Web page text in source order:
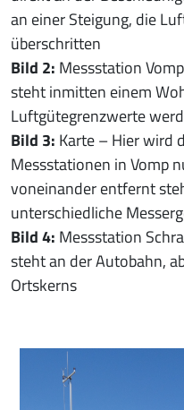
an einer Steigung, die
überschritten
Bild 2: Messstation
steht inmitten einem
Luftgütegrenzwerte
Bild 3: Karte – Hier wird
Messstationen in Vomp
voneinander entfernt
unterschiedliche
Bild 4: Messstation
steht an der Autobahn,
Ortskerns